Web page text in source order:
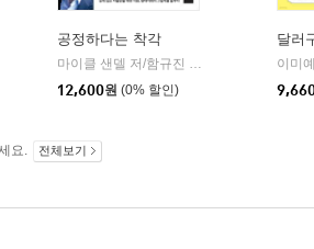
공정하다는 착각
마이클 샌델 저/함규진 역
12,600원 (0% 할인)
달러
이미
요. 전체보기